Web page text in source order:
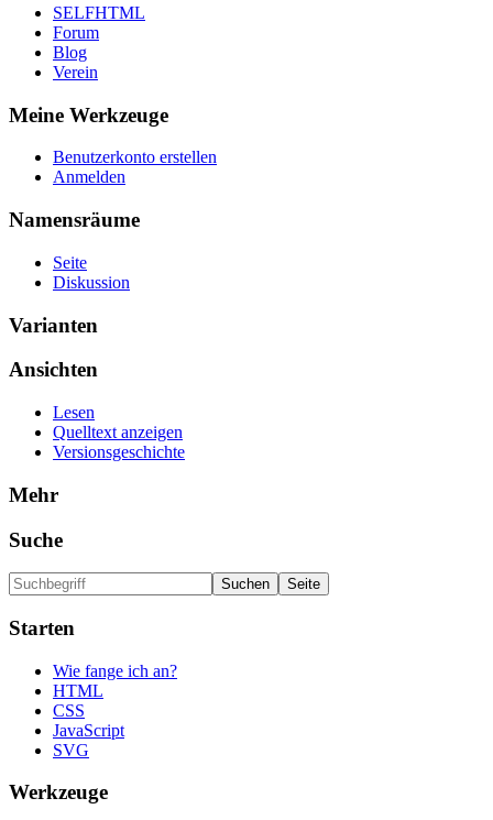
SELFHTML
Forum
Blog
Verein
Meine Werkzeuge
Benutzerkonto erstellen
Anmelden
Namensräume
Seite
Diskussion
Varianten
Ansichten
Lesen
Quelltext anzeigen
Versionsgeschichte
Mehr
Suche
Starten
Wie fange ich an?
HTML
CSS
JavaScript
SVG
Werkzeuge